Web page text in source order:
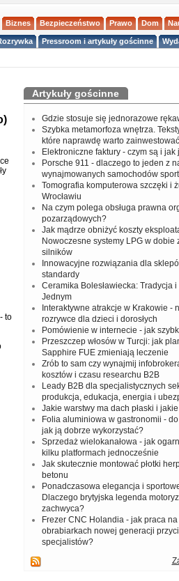
Biznes Bezpieczeństwo Prawo Dom
Pressroom i artykuły gościnne
to
Artykuły gościnne
Gdzie stosuje się jednorazowe
Szybka metamorfoza wnętrza.
które naprawdę warto zainwestować
Elektroniczne faktury - czym są i jak
Porsche 911 - dlaczego to jeden z
wynajmowanych samochodów
Tomografia komputerowa szczęki i
Wrocławiu
Na czym polega obsługa prawna
pozarządowych?
Jak mądrze obniżyć koszty
Nowoczesne systemy LPG w dobie
silników
Innowacyjne rozwiązania dla
standardy
Ceramika Bolesławiecka: Tradycja
Jednym
Interaktywne atrakcje w Krakowie -
rozrywce dla dzieci i dorosłych
Pomówienie w internecie - jak
Przeszczep włosów w Turcji: jak
Sapphire FUE zmieniają leczenie
Zrób to sam czy wynajmij
kosztów i czasu researchu B2B
Leady B2B dla specjalistycznych
produkcja, edukacja, energia i
Jakie warstwy ma dach płaski i
Folia aluminiowa w gastronomii -
jak ją dobrze wykorzystać?
Sprzedaż wielokanałowa - jak
kilku platformach jednocześnie
Jak skutecznie montować płotki
betonu
Ponadczasowa elegancja i
Dlaczego brytyjska legenda
zachwyca?
Frezer CNC Holandia - jak praca
obrabiarkach nowej generacji
specjalistów?